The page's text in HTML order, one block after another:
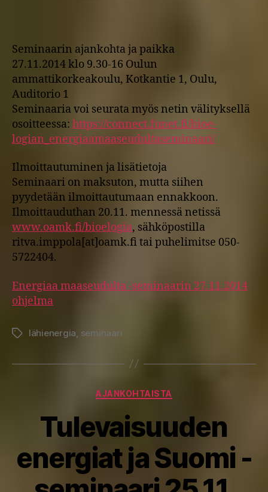
Seminaarin ajankohta ja paikka
27.11.2014 klo 9.30-16 Oulun
ammattikorkeakoulu, Kotkantie 1, Oulu,
Auditorio 1
Seminaaria voi seurata myös netin välityksellä
osoitteessa: https://connect.funet.fi/bioe-
logian_energiaamaaseudultaseminaari/
Ilmoittautuminen ja lisätietoja
Seminaari on maksuton, mutta siihen
pyydetään ilmoittautumaan ennakkoon.
Ilmoittauduthan 20.11. mennessä netissä
www.oamk.fi/bioelogia, sähköpostilla
ritva.imppola[at]oamk.fi tai puhelimitse 050-
5722404.
Energiaa maaseudulta -seminaarin 27.11.2014
ohjelma
Avainsanat
lähienergia seminaari
Kategoriat
AJANKOHTAISTA
Tulevaisuuden
energiat ja Suomi -